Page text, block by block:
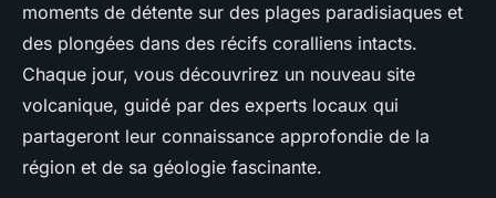
moments de détente sur des plages paradisiaques et
des plongées dans des récifs coralliens intacts.
Chaque jour, vous découvrirez un nouveau site
volcanique, guidé par des experts locaux qui
partageront leur connaissance approfondie de la
région et de sa géologie fascinante.